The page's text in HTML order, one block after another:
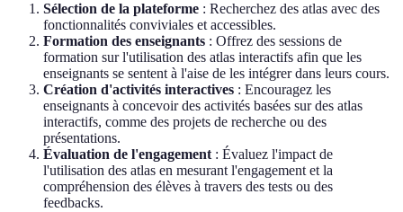
Sélection de la plateforme : Recherchez des atlas avec des
fonctionnalités conviviales et accessibles.
Formation des enseignants : Offrez des sessions de
formation sur l'utilisation des atlas interactifs afin que les
enseignants se sentent à l'aise de les intégrer dans leurs cours.
Création d'activités interactives : Encouragez les
enseignants à concevoir des activités basées sur des atlas
interactifs, comme des projets de recherche ou des
présentations.
Évaluation de l'engagement : Évaluez l'impact de
l'utilisation des atlas en mesurant l'engagement et la
compréhension des élèves à travers des tests ou des
feedbacks.